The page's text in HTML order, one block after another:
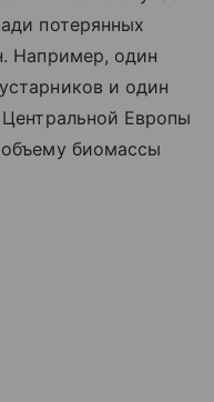
потерянных
Например, один
и один
Европы
биомассы